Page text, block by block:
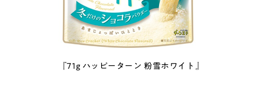
『71g ハッピーターン 粉雪ホワイト』